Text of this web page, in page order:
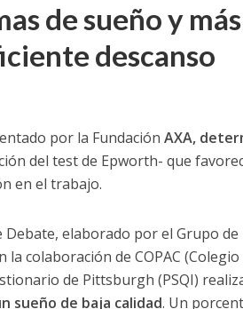
de sueño y
descanso
por la Fundación AXA,
del test de Epworth- que
en el trabajo.
Debate, elaborado por el Grupo de
colaboración de COPAC (Colegio
de Pittsburgh (PSQI)
sueño de baja calidad. Un